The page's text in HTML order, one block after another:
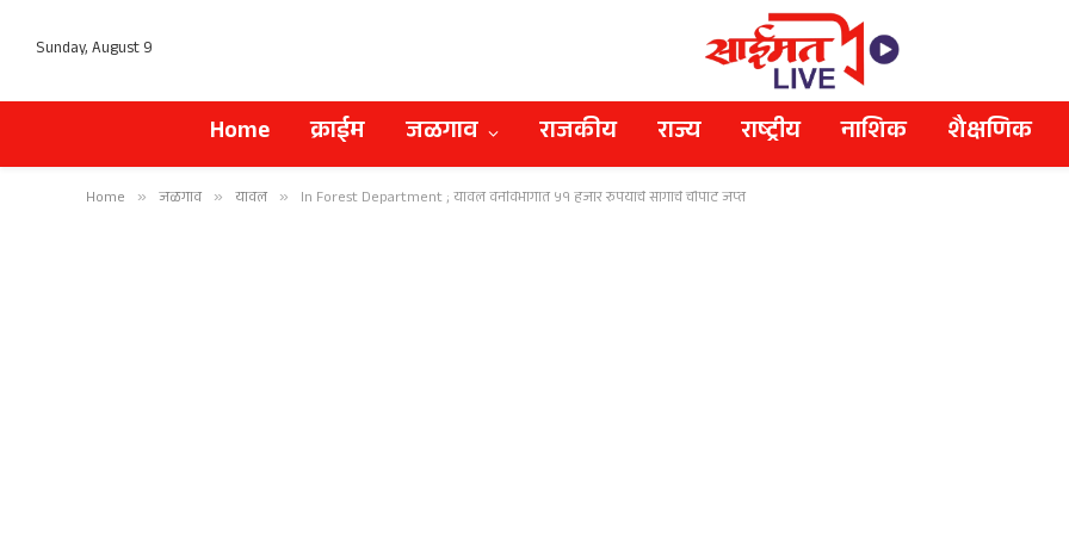
Sunday, August 9
Home क्राईम जळगाव राजकीय राज्य राष्ट्रीय नाशिक शैक्षणिक
Home » जळगाव » यावल » In Forest Department ; यावल वनविभागात ५१ हजार रुपयाचे सागाचे चौपाट जप्त